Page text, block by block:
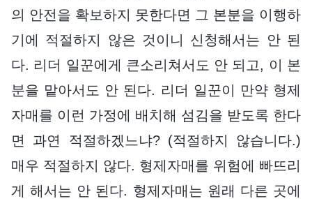
의 안전을 확보하지 못한다면 그 본분을 이행하
기에 적절하지 않은 것이니 신청해서는 안 된
다. 리더 일꾼에게 큰소리쳐서도 안 되고, 이 본
분을 맡아서도 안 된다. 리더 일꾼이 만약 형제
자매를 이런 가정에 배치해 섬김을 받도록 한다
면 과연 적절하겠느냐? (적절하지 않습니다.)
매우 적절하지 않다. 형제자매를 위험에 빠뜨리
게 해서는 안 된다. 형제자매는 원래 다른 곳에